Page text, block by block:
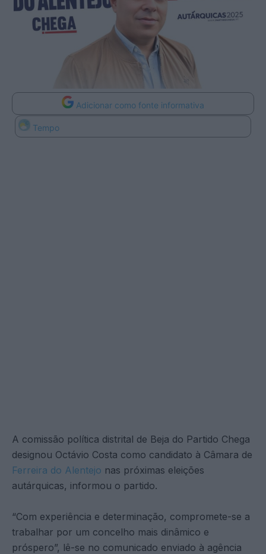
Adicionar como fonte informativa
Tempo
A comissão política distrital de Beja do Partido Chega
designou Octávio Costa como candidato à Câmara de
Ferreira do Alentejo nas próximas eleições
autárquicas, informou o partido.
“Com experiência e determinação, compromete-se a
trabalhar por um concelho mais dinâmico e
próspero”, lê-se no comunicado enviado à agência